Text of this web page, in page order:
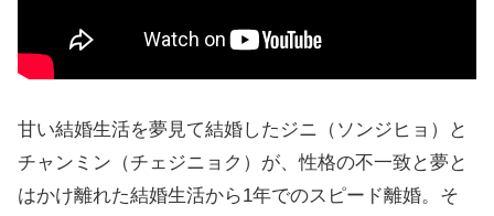
甘い結婚生活を夢見て結婚したジニ（ソンジヒョ）と
チャンミン（チェジニョク）が、性格の不一致と夢と
はかけ離れた結婚生活から1年でのスピード離婚。そ